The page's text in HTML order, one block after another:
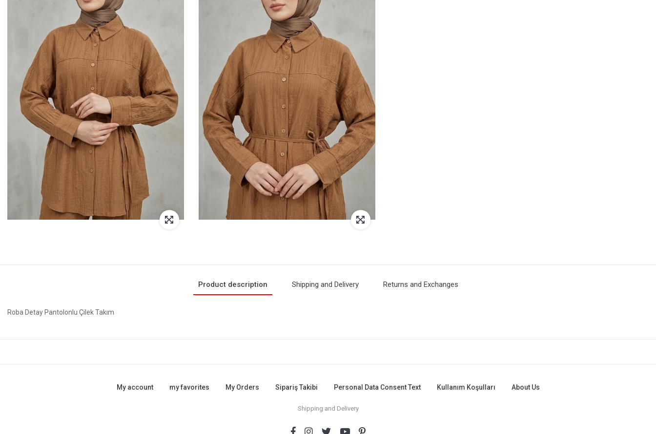
Product description Shipping and Delivery Returns and Exchanges
Roba Detay Pantolonlu Çilek Takım
My account my favorites My Orders Sipariş Takibi Personal Data Consent Text Kullanım Koşulları About Us
Shipping and Delivery